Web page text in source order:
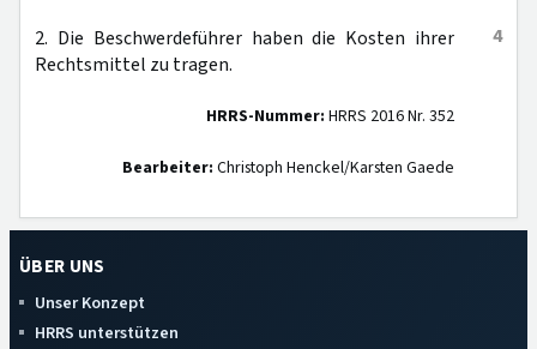
4
2. Die Beschwerdeführer haben die Kosten ihrer
Rechtsmittel zu tragen.
HRRS-Nummer: HRRS 2016 Nr. 352
Bearbeiter: Christoph Henckel/Karsten Gaede
ÜBER UNS
Unser Konzept
HRRS unterstützen